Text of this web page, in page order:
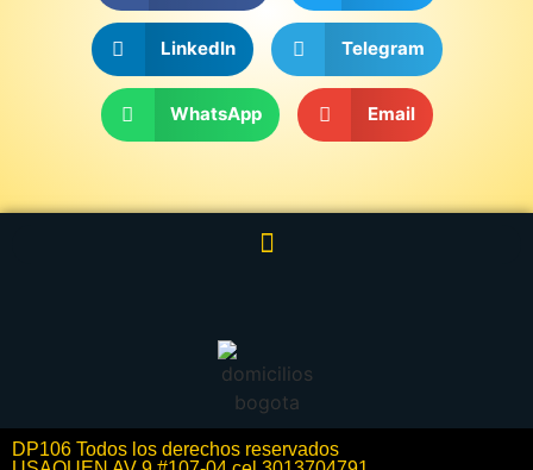
LinkedIn Telegram
WhatsApp Email
DP106 Todos los derechos reservados